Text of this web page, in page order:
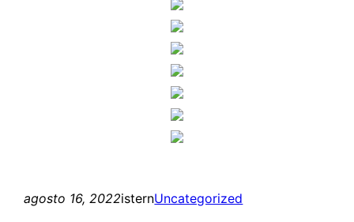
agosto 16, 2022isternUncategorized